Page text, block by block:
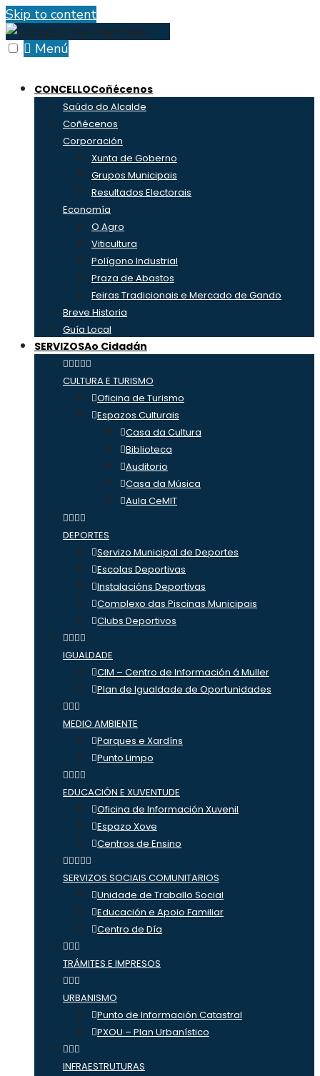
Skip to content
Menú
CONCELLOCoñécenos
Saúdo do Alcalde
Coñécenos
Corporación
Xunta de Goberno
Grupos Municipais
Resultados Electorais
Economía
O Agro
Viticultura
Polígono Industrial
Praza de Abastos
Feiras Tradicionais e Mercado de Gando
Breve Historia
Guía Local
SERVIZOSAo Cidadán
CULTURA E TURISMO
Oficina de Turismo
Espazos Culturais
Casa da Cultura
Biblioteca
Auditorio
Casa da Música
Aula CeMIT
DEPORTES
Servizo Municipal de Deportes
Escolas Deportivas
Instalacións Deportivas
Complexo das Piscinas Municipais
Clubs Deportivos
IGUALDADE
CIM – Centro de Información á Muller
Plan de Igualdade de Oportunidades
MEDIO AMBIENTE
Parques e Xardíns
Punto Limpo
EDUCACIÓN E XUVENTUDE
Oficina de Información Xuvenil
Espazo Xove
Centros de Ensino
SERVIZOS SOCIAIS COMUNITARIOS
Unidade de Traballo Social
Educación e Apoio Familiar
Centro de Día
TRÁMITES E IMPRESOS
URBANISMO
Punto de Información Catastral
PXOU – Plan Urbanístico
INFRAESTRUTURAS